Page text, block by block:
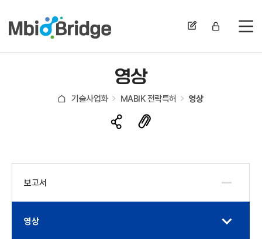
전
영상
기술사업화 MABIK 전략특허 영상
보고서
영상